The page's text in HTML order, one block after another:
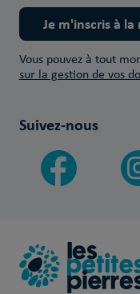
Je m'inscris à
Vous pouvez à tout
sur la gestion de vos
Suivez-nous